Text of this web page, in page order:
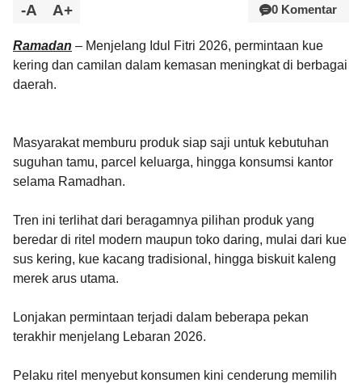
-A A+ 0 Komentar
Ramadan – Menjelang Idul Fitri 2026, permintaan kue
kering dan camilan dalam kemasan meningkat di berbagai
daerah.
Masyarakat memburu produk siap saji untuk kebutuhan
suguhan tamu, parcel keluarga, hingga konsumsi kantor
selama Ramadhan.
Tren ini terlihat dari beragamnya pilihan produk yang
beredar di ritel modern maupun toko daring, mulai dari kue
sus kering, kue kacang tradisional, hingga biskuit kaleng
merek arus utama.
Lonjakan permintaan terjadi dalam beberapa pekan
terakhir menjelang Lebaran 2026.
Pelaku ritel menyebut konsumen kini cenderung memilih